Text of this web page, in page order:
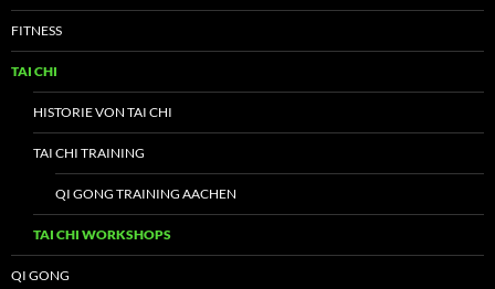
FITNESS
TAI CHI
HISTORIE VON TAI CHI
TAI CHI TRAINING
QI GONG TRAINING AACHEN
TAI CHI WORKSHOPS
QI GONG